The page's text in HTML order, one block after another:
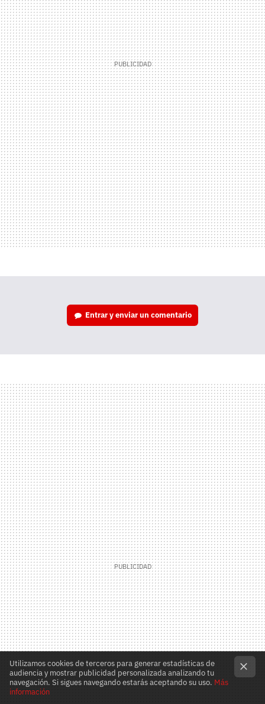
Entrar y enviar un comentario
Utilizamos cookies de terceros para generar estadísticas de
audiencia y mostrar publicidad personalizada analizando tu
navegación. Si sigues navegando estarás aceptando su uso. Más
información